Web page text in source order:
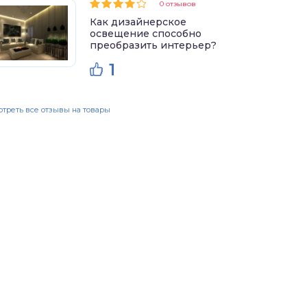
0 отзывов
Как дизайнерское
освещение способно
преобразить интерьер?
1
все отзывы на товары